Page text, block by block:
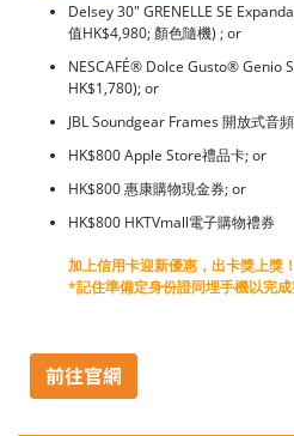
Delsey 30" GRENELLE SE
值HK$4,980; 顏色隨機) ; or
NESCAFÉ® Dolce Gusto® Genio
HK$1,780); or
JBL Soundgear Frames 開放式音
HK$800 Apple Store禮品卡; or
HK$800 惠康購物現金券; or
HK$800 HKTVmall電子購物禮券
加上信用卡迎新優惠，出卡獎上獎！
*記住準備定身份證同埋手機以完